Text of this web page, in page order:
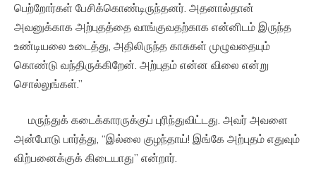
பெற்றோர்கள் பேசிக்கொண்டிருந்தனர். அதனால்தான்
அவனுக்காக அற்புதத்தை வாங்குவதற்காக என்னிடம் இருந்த
உண்டியலை உடைத்து, அதிலிருந்த காசுகள் முழுவதையும்
கொண்டு வந்திருக்கிறேன். அற்புதம் என்ன விலை என்று
சொல்லுங்கள்.”
மருந்துக் கடைக்காரருக்குப் புரிந்துவிட்டது. அவர் அவளை
அன்போடு பார்த்து, “இல்லை குழந்தாய்! இங்கே அற்புதம் எதுவும்
விற்பனைக்குக் கிடையாது” என்றார்.